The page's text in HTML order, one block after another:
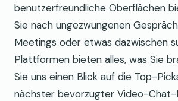
benutzerfreundliche Oberflächen
Sie nach ungezwungenen
Meetings oder etwas dazwischen
Plattformen bieten alles, was Sie
Sie uns einen Blick auf die Top-
nächster bevorzugter Video-